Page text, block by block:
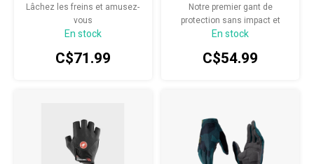
Lâchez les freins et amusez-
vous
En stock
C$71.99
Notre premier gant de
protection sans impact et
votre seconde peau. La
nouvelle norme en matière de
En stock
C$54.99